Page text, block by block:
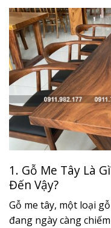
1. Gỗ Me Tây Là
Đến Vậy?
Gỗ me tây, một loại
đang ngày càng